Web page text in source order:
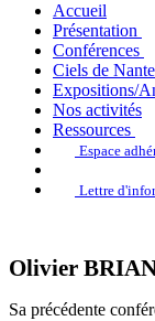
Accueil
Présentation
Conférences
Ciels de
Expositions/
Nos activités
Ressources
Espace
Lettre
Olivier
Sa précédente